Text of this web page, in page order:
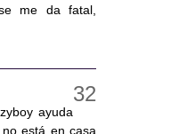
me da fatal,
ayuda
está en casa